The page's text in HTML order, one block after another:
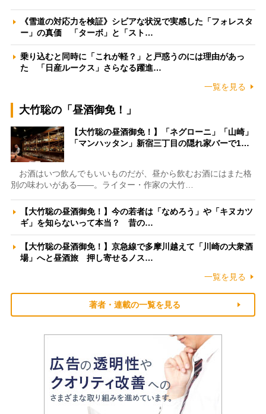
《雪道の対応力を検証》シビアな状況で実感した「フォレスタ
ー」の真価 「ターボ」と「スト…
乗り込むと同時に「これが軽？」と戸惑うのには理由があっ
た 「日産ルークス」さらなる躍進…
一覧を見る
大竹聡の「昼酒御免！」
【大竹聡の昼酒御免！】「ネグローニ」「山崎」
「マンハッタン」新宿三丁目の隠れ家バーで1…
お酒はいつ飲んでもいいものだが、昼から飲むお酒にはまた格
別の味わいがある――。ライター・作家の大竹…
【大竹聡の昼酒御免！】今の若者は「なめろう」や「キヌカツ
ギ」を知らないって本当？ 昔の…
【大竹聡の昼酒御免！】京急線で多摩川越えて「川崎の大衆酒
場」へと昼酒旅 押し寄せるノス…
一覧を見る
著者・連載の一覧を見る